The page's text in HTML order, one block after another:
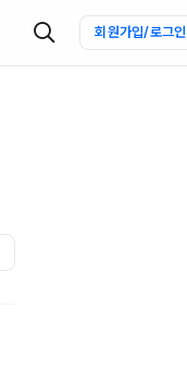
회원가입/로그인